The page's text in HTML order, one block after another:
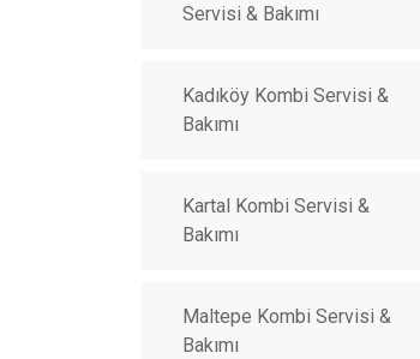
Servisi & Bakımı
Kadıköy Kombi Servisi &
Bakımı
Kartal Kombi Servisi &
Bakımı
Maltepe Kombi Servisi &
Bakımı